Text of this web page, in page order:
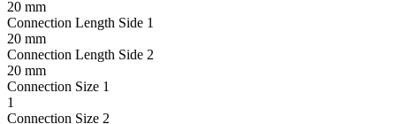
20 mm
Connection Length Side 1
20 mm
Connection Length Side 2
20 mm
Connection Size 1
1
Connection Size 2